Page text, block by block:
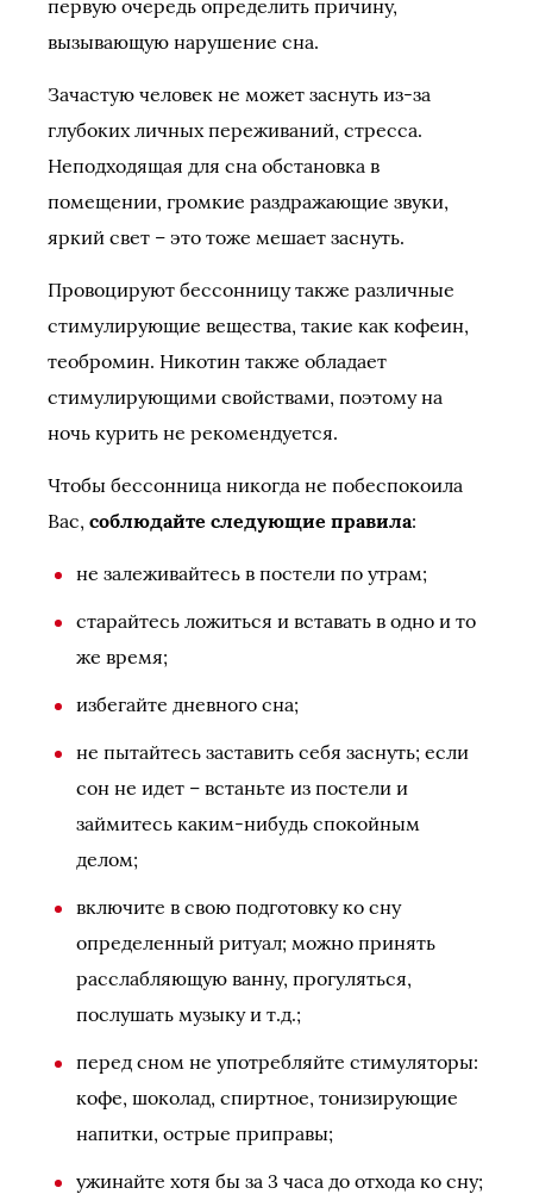
первую очередь определить причину,
вызывающую нарушение сна.
Зачастую человек не может заснуть из-за
глубоких личных переживаний, стресса.
Неподходящая для сна обстановка в
помещении, громкие раздражающие звуки,
яркий свет – это тоже мешает заснуть.
Провоцируют бессонницу также различные
стимулирующие вещества, такие как кофеин,
теобромин. Никотин также обладает
стимулирующими свойствами, поэтому на
ночь курить не рекомендуется.
Чтобы бессонница никогда не побеспокоила
Вас, соблюдайте следующие правила:
не залеживайтесь в постели по утрам;
старайтесь ложиться и вставать в одно и то
же время;
избегайте дневного сна;
не пытайтесь заставить себя заснуть; если
сон не идет – встаньте из постели и
займитесь каким-нибудь спокойным
делом;
включите в свою подготовку ко сну
определенный ритуал; можно принять
расслабляющую ванну, прогуляться,
послушать музыку и т.д.;
перед сном не употребляйте стимуляторы:
кофе, шоколад, спиртное, тонизирующие
напитки, острые приправы;
ужинайте хотя бы за 3 часа до отхода ко сну;